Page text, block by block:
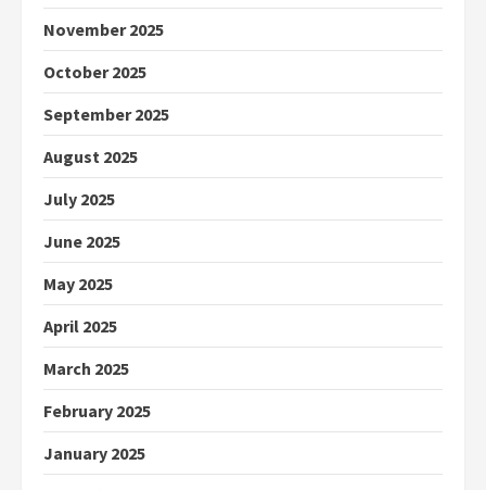
November 2025
October 2025
September 2025
August 2025
July 2025
June 2025
May 2025
April 2025
March 2025
February 2025
January 2025